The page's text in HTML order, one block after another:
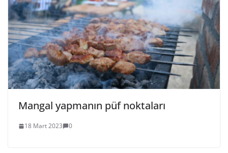
Mangal yapmanın püf noktaları
18 Mart 2023 0